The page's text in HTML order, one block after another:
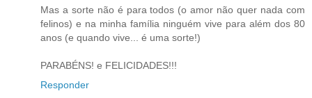
Mas a sorte não é para todos (o amor não quer nada com
felinos) e na minha família ninguém vive para além dos 80
anos (e quando vive... é uma sorte!)
PARABÉNS! e FELICIDADES!!!
Responder